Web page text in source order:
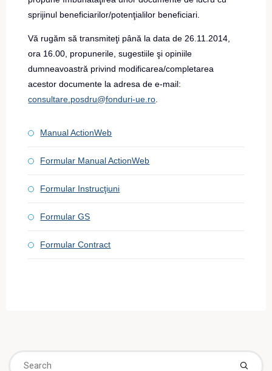
sprijinul beneficiarilor/potenţialilor beneficiari.
Vă rugăm să transmiteţi până la data de 26.11.2014,
ora 16.00, propunerile, sugestiile şi opiniile
dumneavoastră privind modificarea/completarea
acestor documente la adresa de e-mail:
consultare.posdru@fonduri-ue.ro.
Manual ActionWeb
Formular Manual ActionWeb
Formular Instrucţiuni
Formular GS
Formular Contract